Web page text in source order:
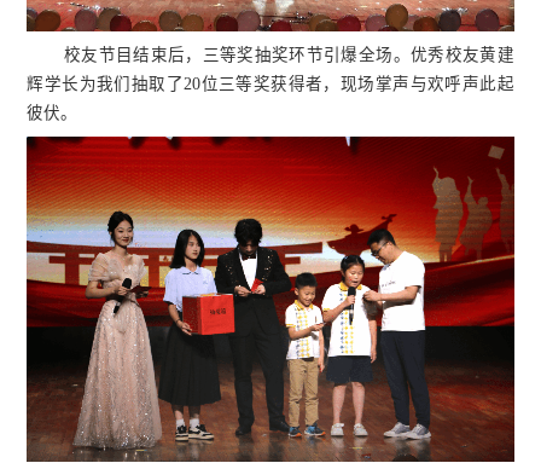
校友节目结束后，三等奖抽奖环节引爆全场。优秀校友黄建
辉学长为我们抽取了20位三等奖获得者，现场掌声与欢呼声此起
彼伏。